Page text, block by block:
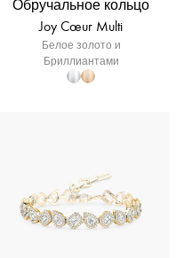
Обручальное кольцо
Joy Cœur Multi
Белое золото и
Бриллиантами